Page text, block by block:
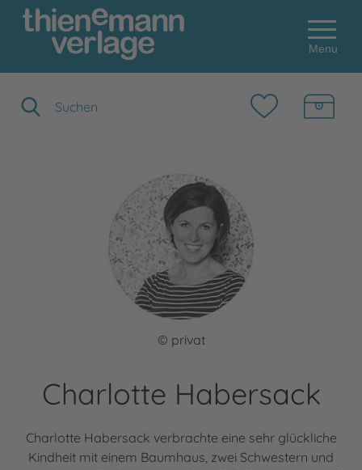
Menu
© privat
Charlotte Habersack
Charlotte Habersack verbrachte eine sehr glückliche
Kindheit mit einem Baumhaus, zwei Schwestern und